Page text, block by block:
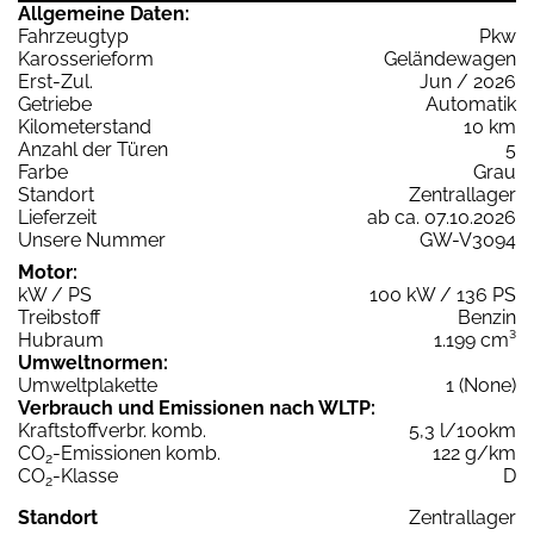
Allgemeine Daten:
Fahrzeugtyp
Pkw
Karosserieform
Geländewagen
Erst-Zul.
Jun / 2026
Getriebe
Automatik
Kilometerstand
10 km
Anzahl der Türen
5
Farbe
Grau
Standort
Zentrallager
Lieferzeit
ab ca. 07.10.2026
Unsere Nummer
GW-V3094
Motor:
kW / PS
100 kW / 136 PS
Treibstoff
Benzin
Hubraum
1.199 cm³
Umweltnormen:
Umweltplakette
1 (None)
Verbrauch und Emissionen nach WLTP:
Kraftstoffverbr. komb.
5,3 l/100km
CO2-Emissionen komb.
122 g/km
CO2-Klasse
D
Standort
Zentrallager